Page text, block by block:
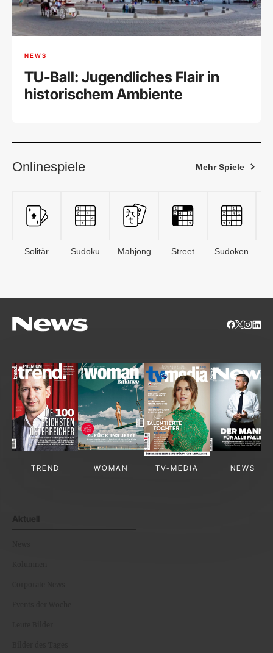
NEWS
TU-Ball: Jugendliches Flair in
historischem Ambiente
Onlinespiele Mehr Spiele
Solitär Sudoku Mahjong Street Sudoken
TREND WOMAN TV-MEDIA NEWS